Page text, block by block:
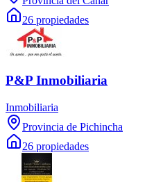
26 propiedades
P&P Inmobiliaria
Inmobiliaria
Provincia de Pichincha
26 propiedades